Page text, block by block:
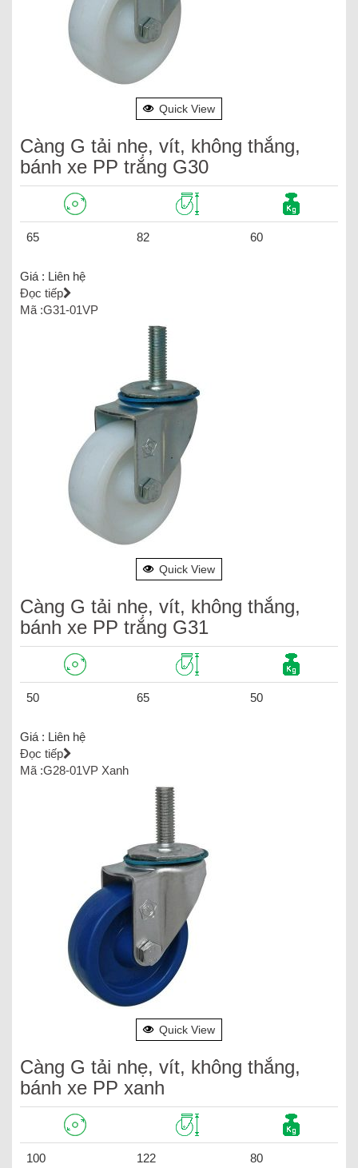
Quick View
Càng G tải nhẹ, vít, không thắng,
bánh xe PP trắng G30
65 82 60
Giá : Liên hệ
Đọc tiếp
Mã :G31-01VP
Quick View
Càng G tải nhẹ, vít, không thắng,
bánh xe PP trắng G31
50 65 50
Giá : Liên hệ
Đọc tiếp
Mã :G28-01VP Xanh
Quick View
Càng G tải nhẹ, vít, không thắng,
bánh xe PP xanh
100 122 80